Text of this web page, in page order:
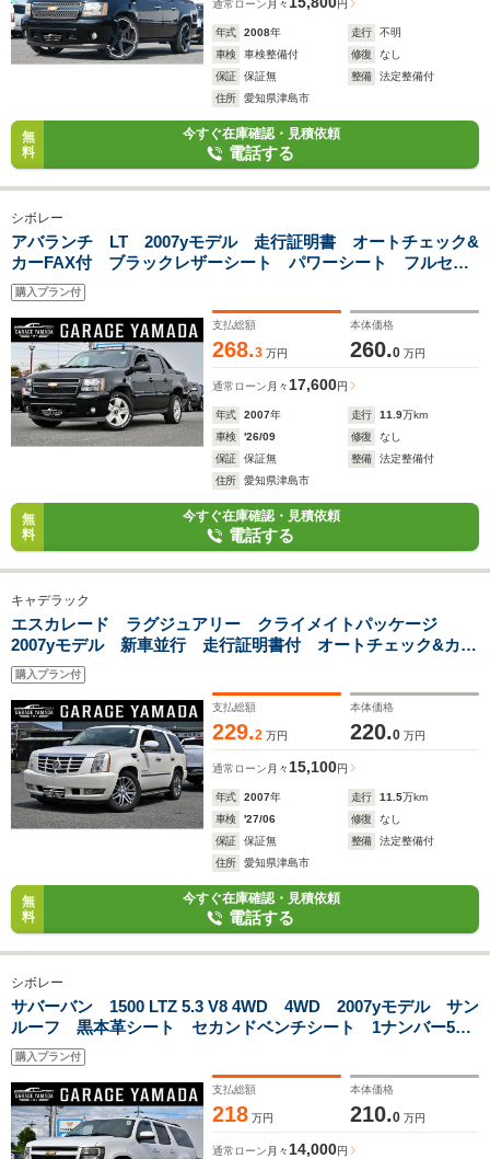
通常ローン 月々 円
年式 2008年 走行
不明
車検
車検整備付 修復
なし
保証
保証無 整備
法定整備付
住所
愛知県津島市
無
料
今すぐ在庫確認・見積依頼
電話する
シボレー
アバランチ LT 2007yモデル 走行証明書 オートチェック&
カーFAX付 ブラックレザーシート パワーシート フルセグ
TVナビ バックカメラ ETC キーレス ハードトノカバー&
ベッドライナー
購入プラン付
支払総額
268.3 万円
本体価格
260.0 万円
通常ローン 月々 17,600円
年式 2007年 走行 11.9万km
車検
'26/09 修復
なし
保証
保証無 整備
法定整備付
住所
愛知県津島市
無
料
今すぐ在庫確認・見積依頼
電話する
キャデラック
エスカレード ラグジュアリー クライメイトパッケージ
2007yモデル 新車並行 走行証明書付 オートチェック&カー
FAX サンルーフ アイボリー本革シート エアシート&シー
トヒーター フルセグTVナビ ツインモニター ETC
購入プラン付
支払総額
229.2 万円
本体価格
220.0 万円
通常ローン 月々 15,100円
年式 2007年 走行 11.5万km
車検
'27/06 修復
なし
保証
保証無 整備
法定整備付
住所
愛知県津島市
無
料
今すぐ在庫確認・見積依頼
電話する
シボレー
サバーバン 1500 LTZ 5.3 V8 4WD 4WD 2007yモデル サン
ルーフ 黒本革シート セカンドベンチシート 1ナンバー5人
乗り パワーバックドア フルセグTVナビ セカンドパワーリ
リース バックカメラ ETC キーレス
購入プラン付
支払総額
218 万円
本体価格
210.0 万円
通常ローン 月々 14,000円